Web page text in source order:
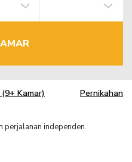
Kamar) Pernikahan
perjalanan independen.